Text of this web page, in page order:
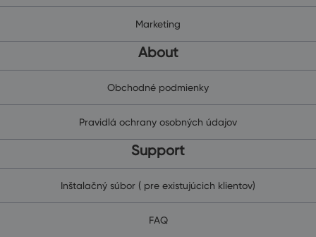
Marketing
About
Obchodné podmienky
Pravidlá ochrany osobných údajov
Support
Inštalačný súbor ( pre existujúcich klientov)
FAQ